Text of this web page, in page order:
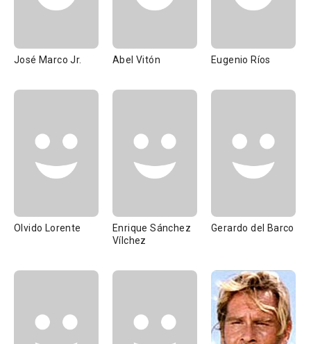
José Marco Jr. Abel Vitón Eugenio Ríos
Olvido Lorente
Enrique Sánchez
Vílchez
Gerardo del Barco